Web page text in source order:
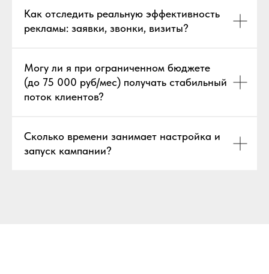
Как отследить реальную эффективность
рекламы: заявки, звонки, визиты?
Могу ли я при ограниченном бюджете
(до 75 000 руб/мес) получать стабильный
поток клиентов?
Сколько времени занимает настройка и
запуск кампании?